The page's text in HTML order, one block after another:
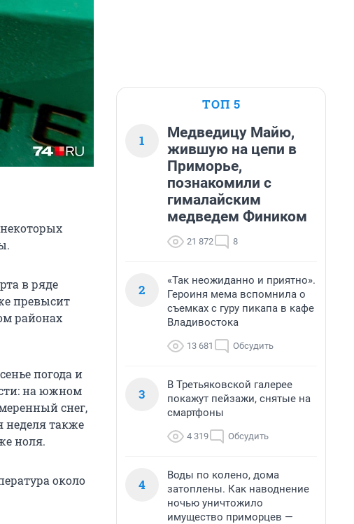
в ряде
превысит
районах
погода и
на южном
снег,
неделя также
ноля.
около
ТОП 5
1
Медведицу Майю,
жившую на цепи в
Приморье,
познакомили с
гималайским
медведем Фиником
21 872 8
2
«Так неожиданно и приятно».
Героиня мема вспомнила о
съемках с гуру пикапа в кафе
Владивостока
13 681 Обсудить
3
В Третьяковской галерее
покажут пейзажи, снятые на
смартфоны
4 319 Обсудить
4
Воды по колено, дома
затоплены. Как наводнение
ночью уничтожило
имущество приморцев —